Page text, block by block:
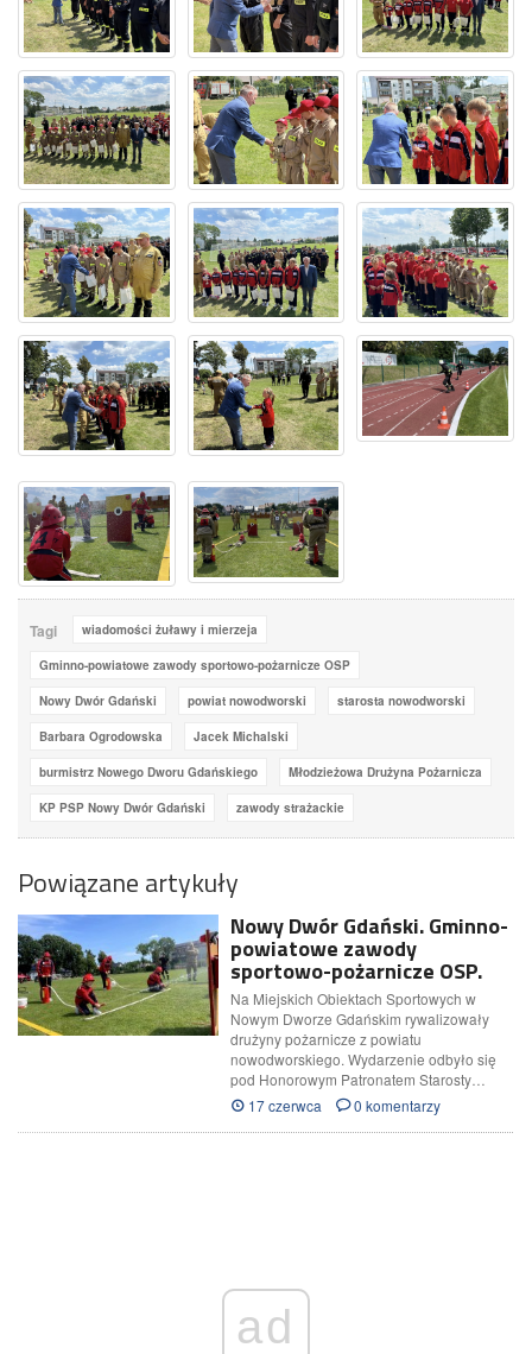
Tagi wiadomości żuławy i mierzeja
Gminno-powiatowe zawody sportowo-pożarnicze OSP
Nowy Dwór Gdański powiat nowodworski starosta nowodworski
Barbara Ogrodowska Jacek Michalski
burmistrz Nowego Dworu Gdańskiego Młodzieżowa Drużyna Pożarnicza
KP PSP Nowy Dwór Gdański zawody strażackie
Powiązane artykuły
Nowy Dwór Gdański. Gminno-
powiatowe zawody
sportowo-pożarnicze OSP.
Na Miejskich Obiektach Sportowych w
Nowym Dworze Gdańskim rywalizowały
drużyny pożarnicze z powiatu
nowodworskiego. Wydarzenie odbyło się
pod Honorowym Patronatem Starosty…
17 czerwca
0 komentarzy
ad